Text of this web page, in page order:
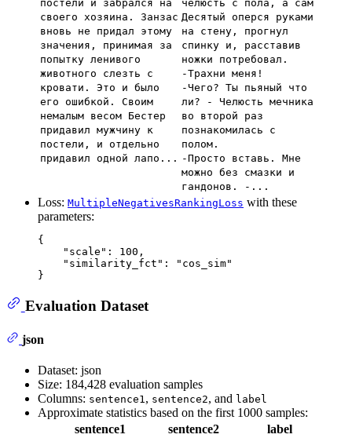
постели и забрался на
своего хозяина. Занзас
вновь не придал этому
значения, принимая за
попытку ленивого
животного слезть с
кровати. Это и было
его ошибкой. Своим
немалым весом Бестер
придавил мужчину к
постели, и отдельно
придавил одной лапо...
челюсть с пола, а сам
Десятый оперся руками
на стену, прогнул
спинку и, расставив
ножки потребовал.
-Трахни меня!
-Чего? Ты пьяный что
ли? - Челюсть мечника
во второй раз
познакомилась с
полом.
-Просто вставь. Мне
можно без смазки и
гандонов. -...
Loss: MultipleNegativesRankingLoss with these
parameters:
{
"scale" : 100 ,
"similarity_fct" :
"cos_sim"
}
Evaluation Dataset
json
Dataset: json
Size: 184,428 evaluation samples
Columns: sentence1 , sentence2, and label
Approximate statistics based on the first 1000 samples:
sentence1
sentence2
label